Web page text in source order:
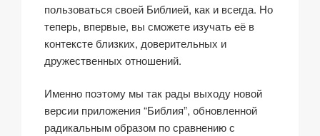
пользоваться своей Библией, как и всегда. Но
теперь, впервые, вы сможете изучать её в
контексте близких, доверительных и
дружественных отношений.
Именно поэтому мы так рады выходу новой
версии приложения “Библия”, обновленной
радикальным образом по сравнению с